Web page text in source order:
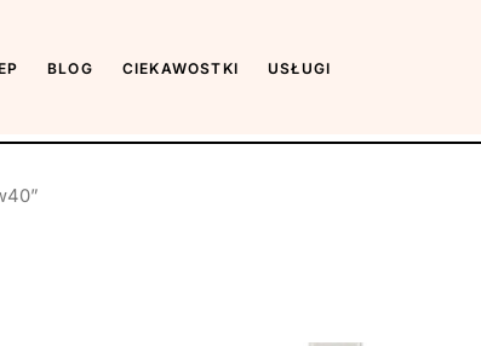
BLOG CIEKAWOSTKI USŁUGI